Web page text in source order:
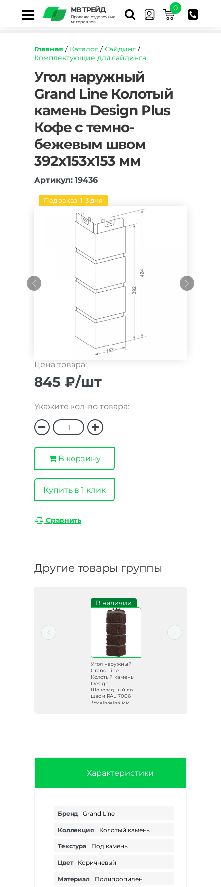
МВ ТРЕЙД
Продажа отделочных
материалов
0
Главная / Каталог / Сайдинг /
Комплектующие для сайдинга
https://mvtrade.ru/images/id/normal/ugol-
naruzhnyj-
grand-
line-
kolotyj-
kamen-
design-
plus-
kofe-
s-
temno-
bezhevym-
shvom-
392h153h153-
mm.jpg
Угол наружный
Grand Line Колотый
камень Design Plus
Кофе с темно-
бежевым швом
392х153х153 мм
Артикул: 19436
Под заказ: 1-3 дня
Цена товара:
845 ₽/шт
Укажите кол-во товара:
В корзину
Купить в 1 клик
Сравнить
Другие товары группы
В наличии
Угол наружный
Grand Line
Колотый камень
Design
Шоколадный со
швом RAL 7006
392х153х153 мм
Характеристики
Бренд Grand Line
Коллекция Колотый камень
Текстура Под камень
Цвет Коричневый
Материал Полипропилен